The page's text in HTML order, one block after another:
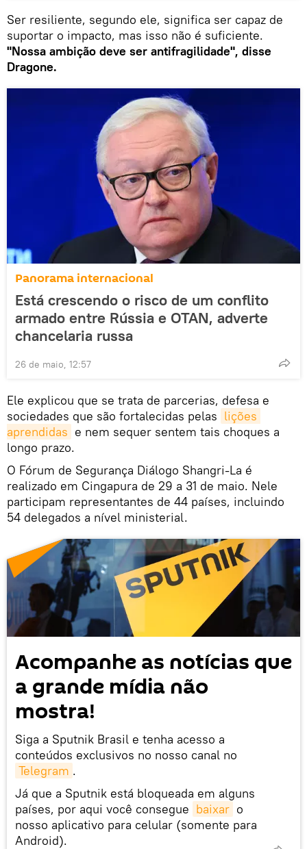
Ser resiliente, segundo ele, significa ser capaz de
suportar o impacto, mas isso não é suficiente.
"Nossa ambição deve ser antifragilidade", disse
Dragone.
Panorama internacional
Está crescendo o risco de um conflito
armado entre Rússia e OTAN, adverte
chancelaria russa
26 de maio, 12:57
Ele explicou que se trata de parcerias, defesa e
sociedades que são fortalecidas pelas lições
aprendidas e nem sequer sentem tais choques a
longo prazo.
O Fórum de Segurança Diálogo Shangri-La é
realizado em Cingapura de 29 a 31 de maio. Nele
participam representantes de 44 países, incluindo
54 delegados a nível ministerial.
Acompanhe as notícias que
a grande mídia não
mostra!
Siga a Sputnik Brasil e tenha acesso a
conteúdos exclusivos no nosso canal no
Telegram .
Já que a Sputnik está bloqueada em alguns
países, por aqui você consegue baixar o
nosso aplicativo para celular (somente para
Android).